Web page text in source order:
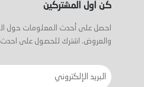
كن اول المشتركين
احصل على أحدث المعلومات حول
والعروض. اشترك للحصول على